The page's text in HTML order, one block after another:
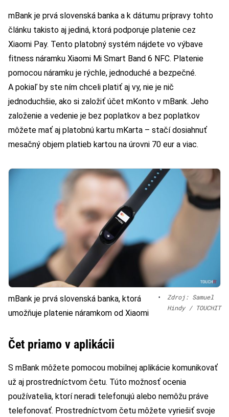
mBank je prvá slovenská banka a k dátumu prípravy tohto
článku takisto aj jediná, ktorá podporuje platenie cez
Xiaomi Pay. Tento platobný systém nájdete vo výbave
fitness náramku Xiaomi Mi Smart Band 6 NFC. Platenie
pomocou náramku je rýchle, jednoduché a bezpečné.
A pokiaľ by ste ním chceli platiť aj vy, nie je nič
jednoduchšie, ako si založiť účet mKonto v mBank. Jeho
založenie a vedenie je bez poplatkov a bez poplatkov
môžete mať aj platobnú kartu mKarta – stačí dosiahnuť
mesačný objem platieb kartou na úrovni 70 eur a viac.
mBank je prvá slovenská banka, ktorá
umožňuje platenie náramkom od Xiaomi
•
Zdroj: Samuel
Hindy / TOUCHIT
Čet priamo v aplikácii
S mBank môžete pomocou mobilnej aplikácie komunikovať
už aj prostredníctvom četu. Túto možnosť ocenia
používatelia, ktorí neradi telefonujú alebo nemôžu práve
telefonovať. Prostredníctvom četu môžete vyriešiť svoje